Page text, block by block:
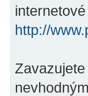
http://